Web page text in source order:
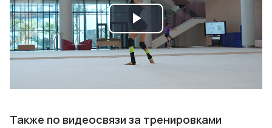
Play
Video
Также по видеосвязи за тренировками